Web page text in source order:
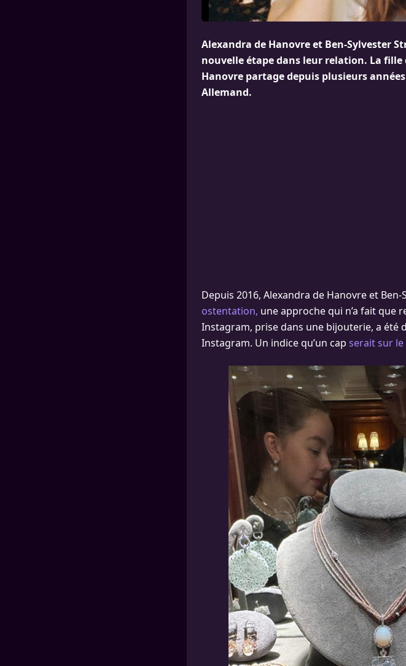
Alexandra de Hanovre et Ben-Sylvester
nouvelle étape dans leur relation. La fille
Hanovre partage depuis plusieurs
Allemand.
Depuis 2016, Alexandra de Hanovre et
ostentation, une approche qui n’a fait que
Instagram, prise dans une bijouterie, a été
Instagram. Un indice qu’un cap serait sur le